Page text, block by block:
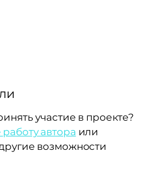
участие в проекте?
автора или
возможности